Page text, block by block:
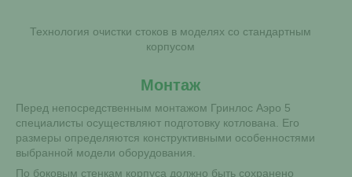
Технология очистки стоков в моделях со стандартным
корпусом
Монтаж
Перед непосредственным монтажом Гринлос Аэро 5
специалисты осуществляют подготовку котлована. Его
размеры определяются конструктивными особенностями
выбранной модели оборудования.
По боковым стенкам корпуса должно быть сохранено